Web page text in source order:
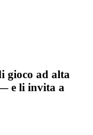
gioco ad alta
e li invita a